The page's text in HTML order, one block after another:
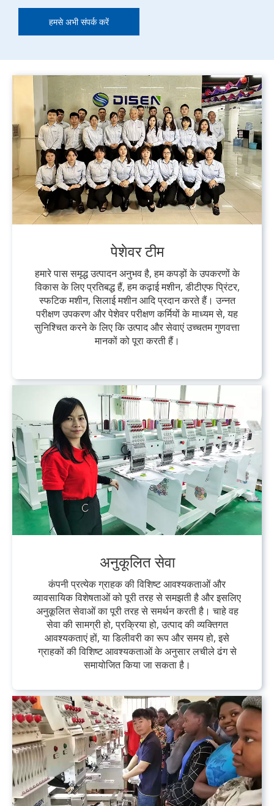
हमसे अभी संपर्क करें
पेशेवर टीम
हमारे पास समृद्ध उत्पादन अनुभव है, हम कपड़ों के उपकरणों के
विकास के लिए प्रतिबद्ध हैं, हम कढ़ाई मशीन, डीटीएफ प्रिंटर,
स्फटिक मशीन, सिलाई मशीन आदि प्रदान करते हैं। उन्नत
परीक्षण उपकरण और पेशेवर परीक्षण कर्मियों के माध्यम से, यह
सुनिश्चित करने के लिए कि उत्पाद और सेवाएं उच्चतम गुणवत्ता
मानकों को पूरा करती हैं।
अनुकूलित सेवा
कंपनी प्रत्येक ग्राहक की विशिष्ट आवश्यकताओं और
व्यावसायिक विशेषताओं को पूरी तरह से समझती है और इसलिए
अनुकूलित सेवाओं का पूरी तरह से समर्थन करती है। चाहे वह
सेवा की सामग्री हो, प्रक्रिया हो, उत्पाद की व्यक्तिगत
आवश्यकताएं हों, या डिलीवरी का रूप और समय हो, इसे
ग्राहकों की विशिष्ट आवश्यकताओं के अनुसार लचीले ढंग से
समायोजित किया जा सकता है।